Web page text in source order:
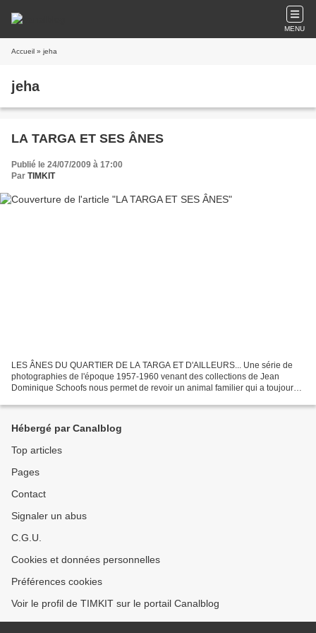
MENU
Accueil » jeha
jeha
LA TARGA ET SES ÂNES
Publié le 24/07/2009 à 17:00
Par TIMKIT
LES ÂNES DU QUARTIER DE LA TARGA ET D'AILLEURS... Une série de
photographies de l'époque 1957-1960 venant des collections de Jean
Dominique Schoofs nous permet de revoir un animal familier qui a toujours
Hébergé par Canalblog
Top articles
Pages
Contact
Signaler un abus
C.G.U.
Cookies et données personnelles
Préférences cookies
Voir le profil de TIMKIT sur le portail Canalblog